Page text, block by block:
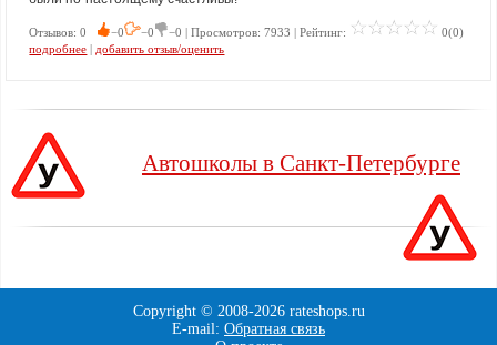
Отзывов: 0 −0 −0 −0 | Просмотров: 7933 | Рейтинг:
0(0)
подробнее | добавить отзыв/оценить
Автошколы в Санкт-Петербурге
Copyright © 2008-2026 rateshops.ru
E-mail: Обратная связь